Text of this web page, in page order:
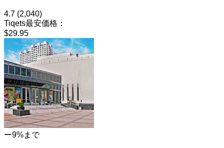
4.7 (2,040)
Tiqets最安価格：
$29.95
ー9%まで